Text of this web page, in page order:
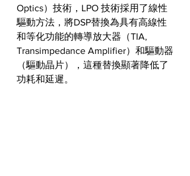
Optics）技術，LPO 技術採用了線性
驅動方法，將DSP替換為具有高線性
和等化功能的轉導放大器（TIA,
Transimpedance Amplifier）和驅動器
（驅動晶片），這種替換顯著降低了
功耗和延遲。